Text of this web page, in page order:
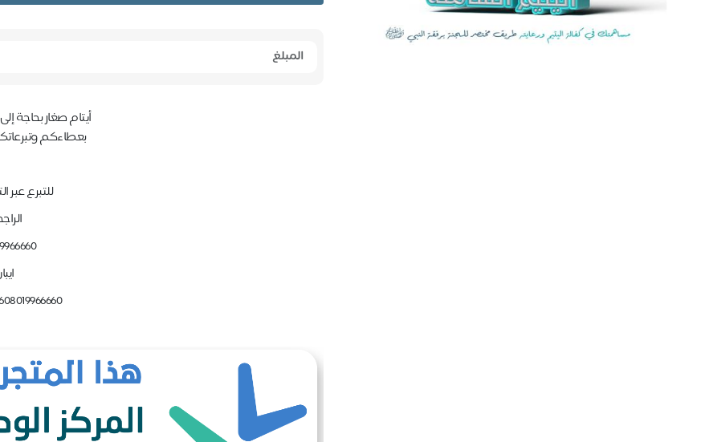
أيتام صغار بحاجة
بعطاءكم
للتبرع عبر